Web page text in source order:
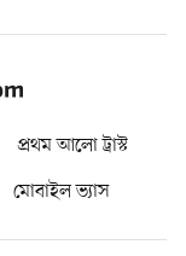
প্রথম আলো ট্রাস্ট
মোবাইল ভ্যাস